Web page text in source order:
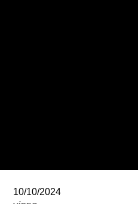
10/10/2024